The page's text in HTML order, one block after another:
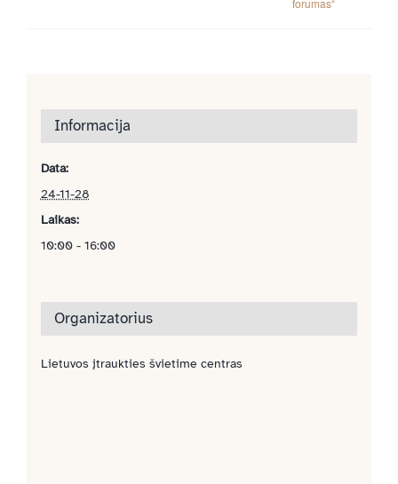
forumas“
Informacija
Data:
24-11-28
Laikas:
10:00 - 16:00
Organizatorius
Lietuvos įtraukties švietime centras